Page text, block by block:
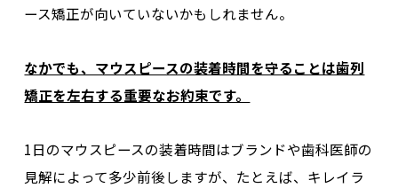
ース矯正が向いていないかもしれません。
なかでも、マウスピースの装着時間を守ることは歯列
矯正を左右する重要なお約束です。
1日のマウスピースの装着時間はブランドや歯科医師の
見解によって多少前後しますが、たとえば、 キレイラ